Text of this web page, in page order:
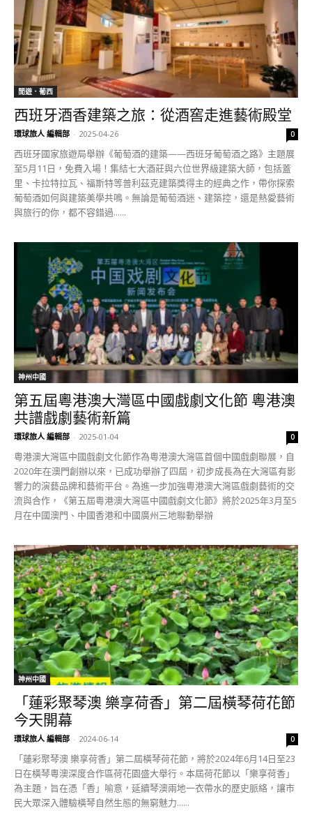
閒遊．葡西
西班牙酒香建築之旅：從酒窖走進藝術殿堂
環球旅人 編輯部 - 2025-04-26 0
西班牙國家旅遊局舉辦《葡萄酒的建築——西班牙葡萄酒之路》主題展
至5月11日，免費入場！集結七大酒莊與六位世界級建築大師，包括蓋
里、卡拉特拉瓦、福斯特等普利茲克建築獎得主的經典之作，帶你探索
葡萄酒如何與建築美學共鳴。無論是葡萄酒迷、建築控，還是熱愛藝術
與旅行的你，都不容錯過......
神州中國
第五屆粵港澳大灣區中國戲劇文化節 粵港澳
共譜戲劇藝術新篇
環球旅人 編輯部 - 2025-01-04 0
粵港澳大灣區中國戲劇文化節作為粵港澳大灣區首個中國戲劇聯展，自
2020年在澳門創辦以來，已成功舉辦了四屆，初步成長為在大灣區有影
響力的演藝品牌和藝術平台。為進一步加強粵港澳大灣區戲劇藝術的交
流與合作，《第五屆粵港澳大灣區中國戲劇文化節》將於2025年3月至5
月在中國澳門、中國香港和中國廣州三地聯動舉辦
神州中國
「蓮彩聚琴澳 樂享荷香」第二屆橫琴荷花節
今天開幕
環球旅人 編輯部 - 2024-06-14 0
「蓮彩聚琴澳 樂享荷香」第二屆橫琴荷花節，將於2024年6月14日至23
日在橫琴粵澳深度合作區荷花園盛大舉行。本屆荷花節以「樂享荷香」
為主題，旨在憑「香」喻意，延續琴澳兩地一衣帶水的歷史脈絡，讓市
民大眾深入體驗橫琴自然生態的無窮魅力......